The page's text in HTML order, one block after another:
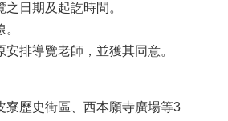
之日期及起訖時間。
安排導覽老師，並獲其同意。
寮歷史街區、西本願寺廣場等3